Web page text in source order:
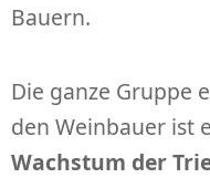
Bauern.
Die ganze Gruppe
den Weinbauer ist
Wachstum der